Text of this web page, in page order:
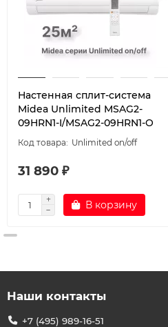
Настенная сплит-система
Midea Unlimited MSAG2-
09HRN1-I/MSAG2-09HRN1-O
Unlimited on/off
31 890 ₽
В корзину
Наши контакты
+7 (495) 989-16-51